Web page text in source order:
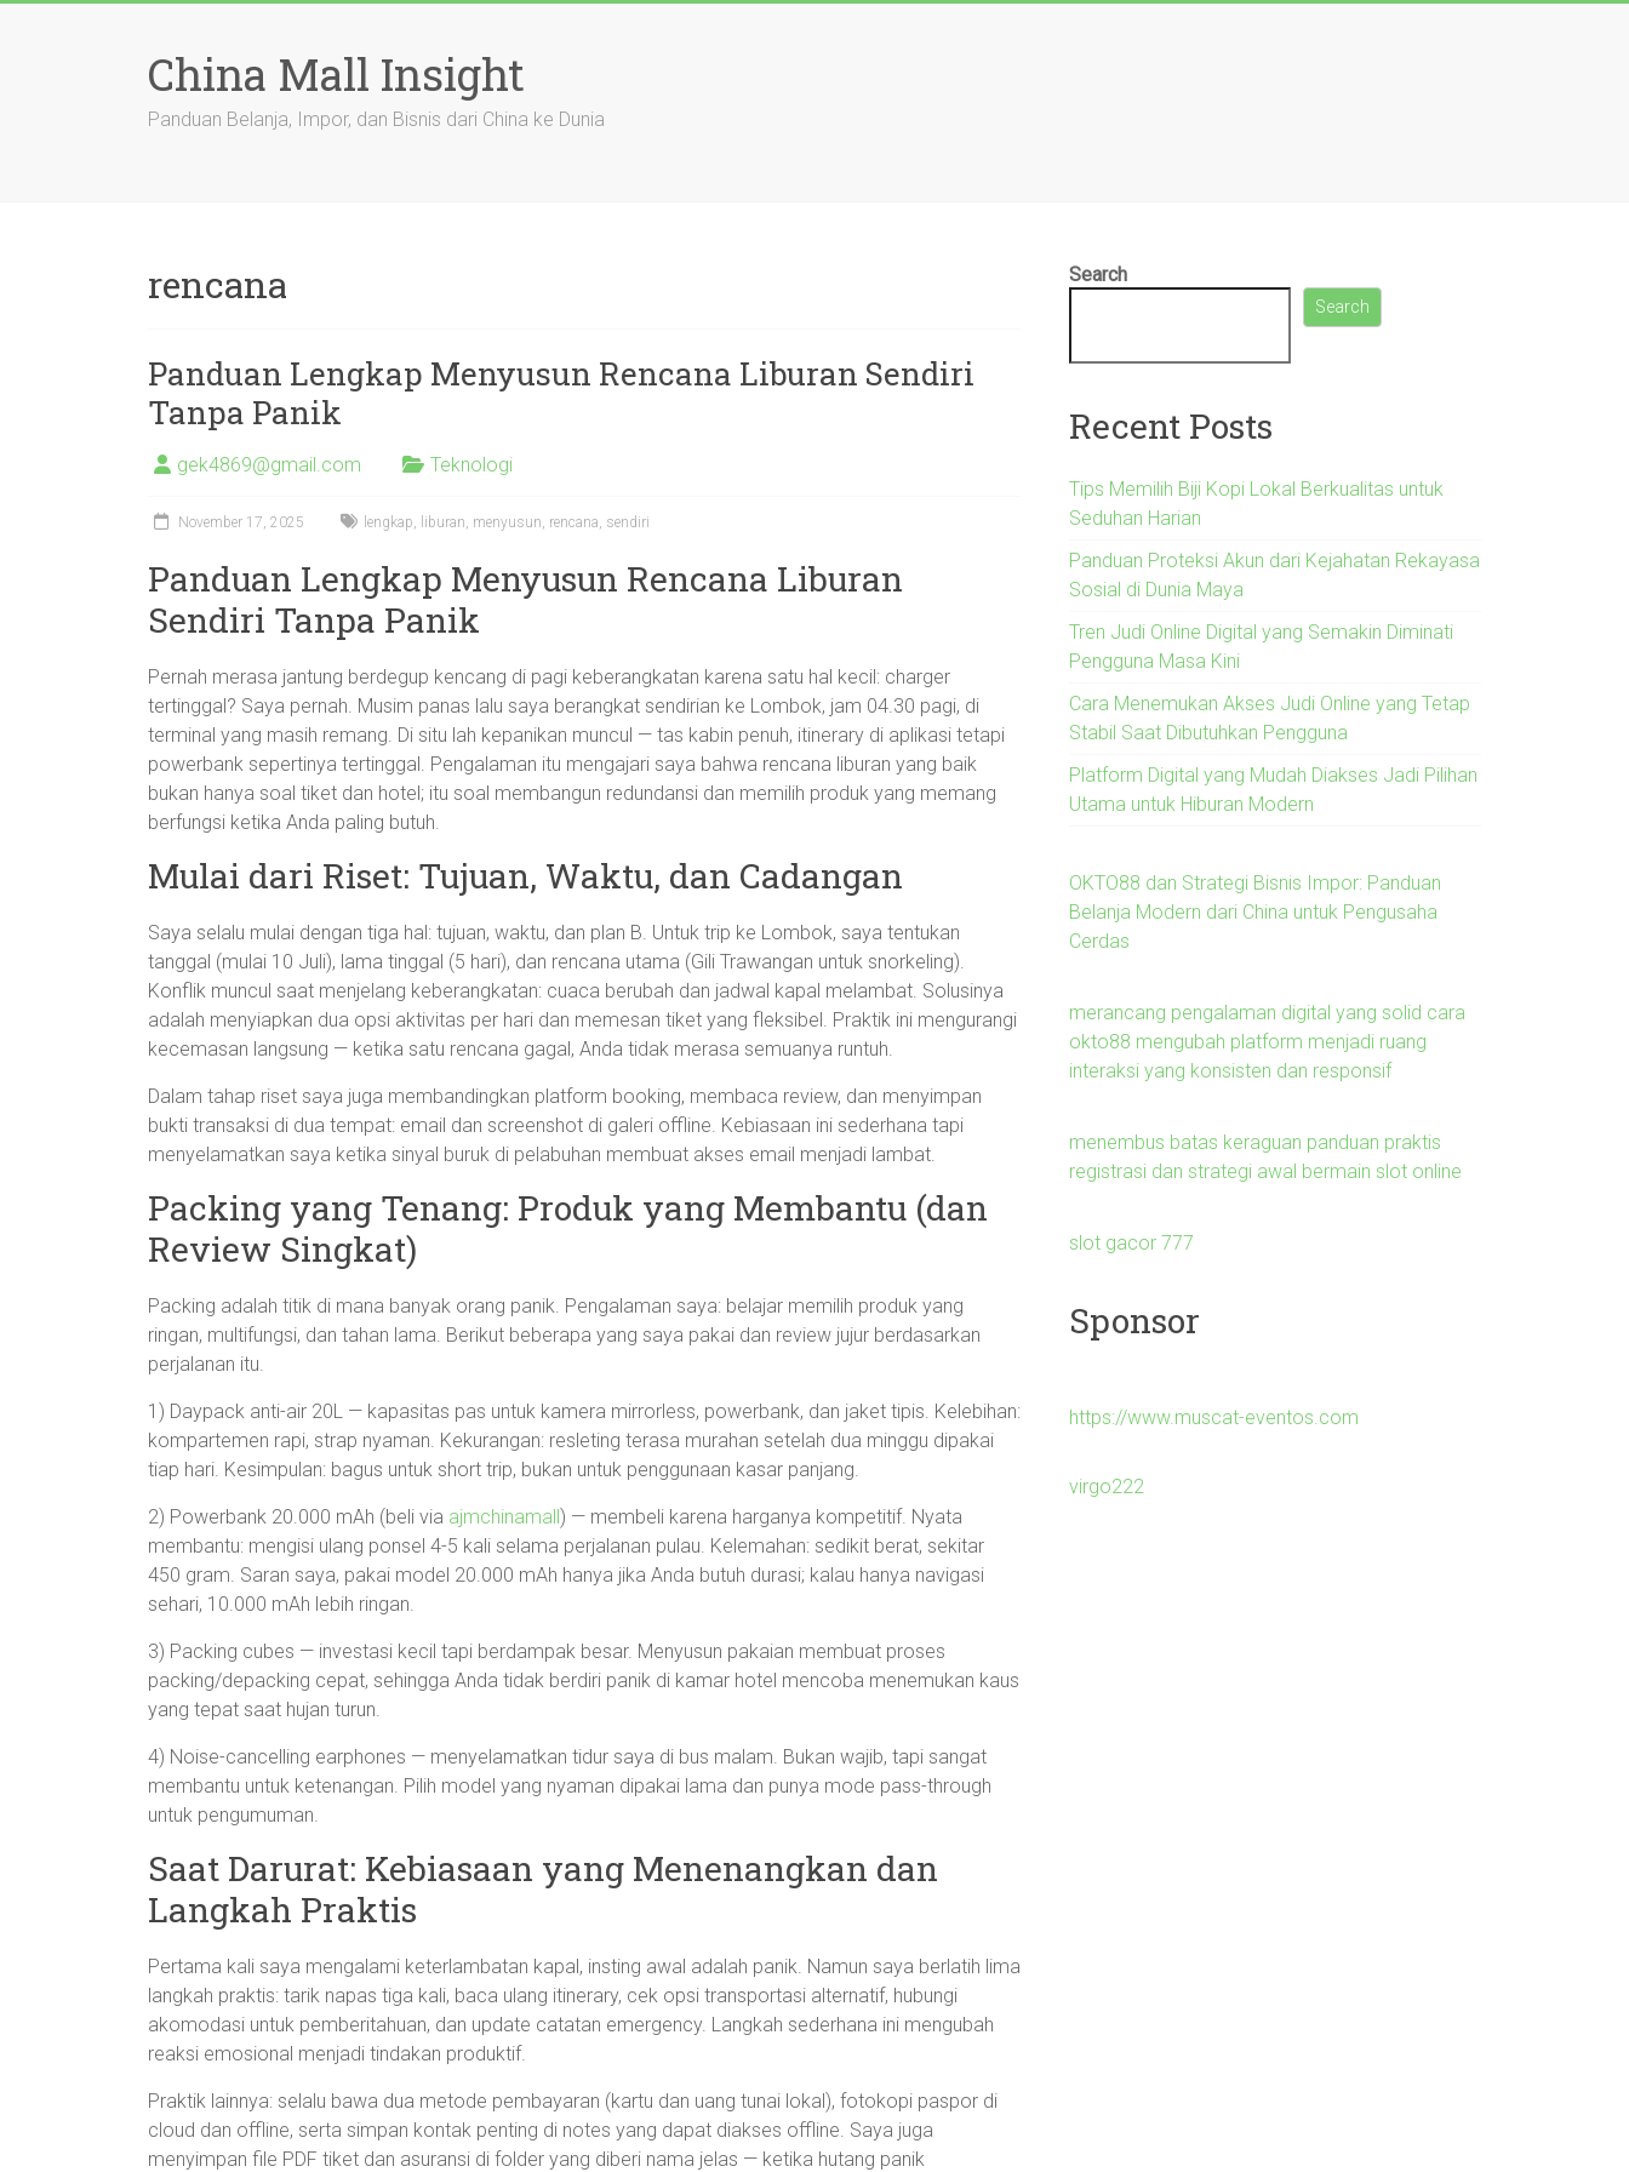
China Mall Insight
Panduan Belanja, Impor, dan Bisnis dari China ke Dunia
rencana
Panduan Lengkap Menyusun Rencana Liburan Sendiri
Tanpa Panik
gek4869@gmail.com Teknologi
November 17, 2025 lengkap, liburan, menyusun, rencana, sendiri
Panduan Lengkap Menyusun Rencana Liburan
Sendiri Tanpa Panik
Pernah merasa jantung berdegup kencang di pagi keberangkatan karena satu hal kecil: charger
tertinggal? Saya pernah. Musim panas lalu saya berangkat sendirian ke Lombok, jam 04.30 pagi, di
terminal yang masih remang. Di situ lah kepanikan muncul — tas kabin penuh, itinerary di aplikasi tetapi
powerbank sepertinya tertinggal. Pengalaman itu mengajari saya bahwa rencana liburan yang baik
bukan hanya soal tiket dan hotel; itu soal membangun redundansi dan memilih produk yang memang
berfungsi ketika Anda paling butuh.
Mulai dari Riset: Tujuan, Waktu, dan Cadangan
Saya selalu mulai dengan tiga hal: tujuan, waktu, dan plan B. Untuk trip ke Lombok, saya tentukan
tanggal (mulai 10 Juli), lama tinggal (5 hari), dan rencana utama (Gili Trawangan untuk snorkeling).
Konflik muncul saat menjelang keberangkatan: cuaca berubah dan jadwal kapal melambat. Solusinya
adalah menyiapkan dua opsi aktivitas per hari dan memesan tiket yang fleksibel. Praktik ini mengurangi
kecemasan langsung — ketika satu rencana gagal, Anda tidak merasa semuanya runtuh.
Dalam tahap riset saya juga membandingkan platform booking, membaca review, dan menyimpan
bukti transaksi di dua tempat: email dan screenshot di galeri offline. Kebiasaan ini sederhana tapi
menyelamatkan saya ketika sinyal buruk di pelabuhan membuat akses email menjadi lambat.
Packing yang Tenang: Produk yang Membantu (dan
Review Singkat)
Packing adalah titik di mana banyak orang panik. Pengalaman saya: belajar memilih produk yang
ringan, multifungsi, dan tahan lama. Berikut beberapa yang saya pakai dan review jujur berdasarkan
perjalanan itu.
1) Daypack anti-air 20L — kapasitas pas untuk kamera mirrorless, powerbank, dan jaket tipis. Kelebihan:
kompartemen rapi, strap nyaman. Kekurangan: resleting terasa murahan setelah dua minggu dipakai
tiap hari. Kesimpulan: bagus untuk short trip, bukan untuk penggunaan kasar panjang.
2) Powerbank 20.000 mAh (beli via ajmchinamall) — membeli karena harganya kompetitif. Nyata
membantu: mengisi ulang ponsel 4-5 kali selama perjalanan pulau. Kelemahan: sedikit berat, sekitar
450 gram. Saran saya, pakai model 20.000 mAh hanya jika Anda butuh durasi; kalau hanya navigasi
sehari, 10.000 mAh lebih ringan.
3) Packing cubes — investasi kecil tapi berdampak besar. Menyusun pakaian membuat proses
packing/depacking cepat, sehingga Anda tidak berdiri panik di kamar hotel mencoba menemukan kaus
yang tepat saat hujan turun.
4) Noise-cancelling earphones — menyelamatkan tidur saya di bus malam. Bukan wajib, tapi sangat
membantu untuk ketenangan. Pilih model yang nyaman dipakai lama dan punya mode pass-through
untuk pengumuman.
Saat Darurat: Kebiasaan yang Menenangkan dan
Langkah Praktis
Pertama kali saya mengalami keterlambatan kapal, insting awal adalah panik. Namun saya berlatih lima
langkah praktis: tarik napas tiga kali, baca ulang itinerary, cek opsi transportasi alternatif, hubungi
akomodasi untuk pemberitahuan, dan update catatan emergency. Langkah sederhana ini mengubah
reaksi emosional menjadi tindakan produktif.
Praktik lainnya: selalu bawa dua metode pembayaran (kartu dan uang tunai lokal), fotokopi paspor di
cloud dan offline, serta simpan kontak penting di notes yang dapat diakses offline. Saya juga
menyimpan file PDF tiket dan asuransi di folder yang diberi nama jelas — ketika hutang panik
Search
Search
Recent Posts
Tips Memilih Biji Kopi Lokal Berkualitas untuk
Seduhan Harian
Panduan Proteksi Akun dari Kejahatan Rekayasa
Sosial di Dunia Maya
Tren Judi Online Digital yang Semakin Diminati
Pengguna Masa Kini
Cara Menemukan Akses Judi Online yang Tetap
Stabil Saat Dibutuhkan Pengguna
Platform Digital yang Mudah Diakses Jadi Pilihan
Utama untuk Hiburan Modern
OKTO88 dan Strategi Bisnis Impor: Panduan
Belanja Modern dari China untuk Pengusaha
Cerdas
merancang pengalaman digital yang solid cara
okto88 mengubah platform menjadi ruang
interaksi yang konsisten dan responsif
menembus batas keraguan panduan praktis
registrasi dan strategi awal bermain slot online
slot gacor 777
Sponsor
https://www.muscat-eventos.com
virgo222